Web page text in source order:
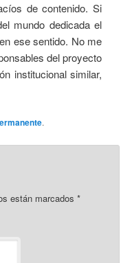
de contenido. Si
mundo dedicada el
ese sentido. No me
del proyecto
institucional similar,
.
están marcados *